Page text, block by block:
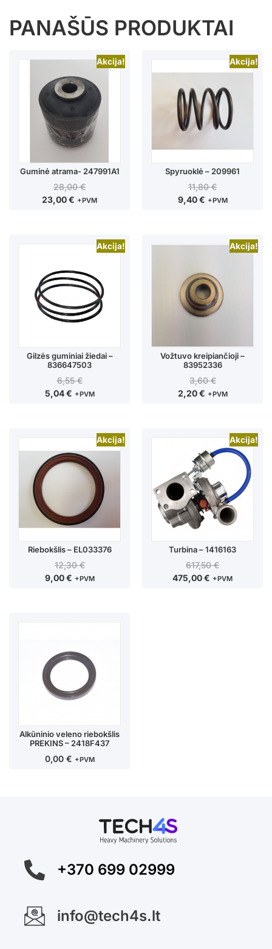
PANAŠŪS PRODUKTAI
Akcija!
Guminė atrama- 247991A1
28,00€
23,00€ +PVM
Akcija!
Spyruoklė – 209961
11,80€
9,40€ +PVM
Akcija!
Gilzės guminiai žiedai –
836647503
6,55€
5,04€ +PVM
Akcija!
Vožtuvo kreipiančioji –
83952336
3,60€
2,20€ +PVM
Akcija!
Riebokšlis – EL033376
12,30€
9,00€ +PVM
Akcija!
Turbina – 1416163
617,50€
475,00€ +PVM
Alkūninio veleno riebokšlis
PREKINS – 2418F437
0,00 € +PVM
+370 699 02999
info@tech4s.lt